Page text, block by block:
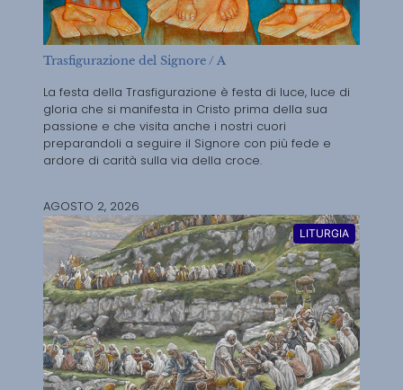
Trasfigurazione del Signore / A
La festa della Trasfigurazione è festa di luce, luce di
gloria che si manifesta in Cristo prima della sua
passione e che visita anche i nostri cuori
preparandoli a seguire il Signore con più fede e
ardore di carità sulla via della croce.
AGOSTO 2, 2026
LITURGIA